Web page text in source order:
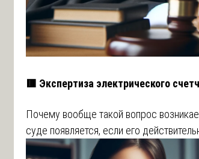
🟥 Экспертиза электрического
Почему вообще такой вопрос
суде появляется, если его